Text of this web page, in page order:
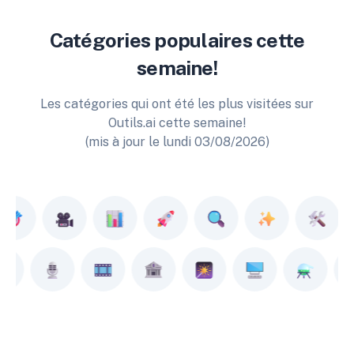
Catégories populaires cette
semaine!
Les catégories qui ont été les plus visitées sur
Outils.ai cette semaine!
(mis à jour le lundi 03/08/2026)